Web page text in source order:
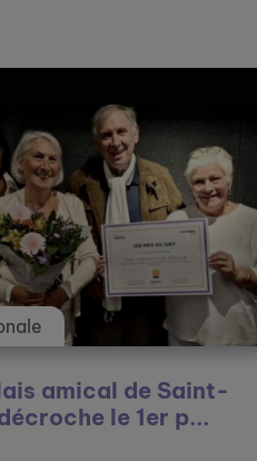
Nationale
L’EHPAD Denis Affre de
Saint-Rome-de-Tarn
lauréa...